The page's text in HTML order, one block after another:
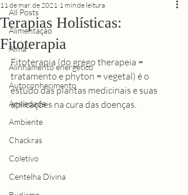
All Posts
Alimentação
Alma
Alinhamento energético
Autoconhecimento
Ansiedade
Ambiente
Chackras
Coletivo
Centelha Divina
Terapias Holísticas:
Fitoterapia
11 de mar. de 2021 1 min de leitura
Fitoterapia (do grego therapeia =
tratamento e phyton = vegetal) é o
estudo das plantas medicinais e suas
aplicações na cura das doenças.